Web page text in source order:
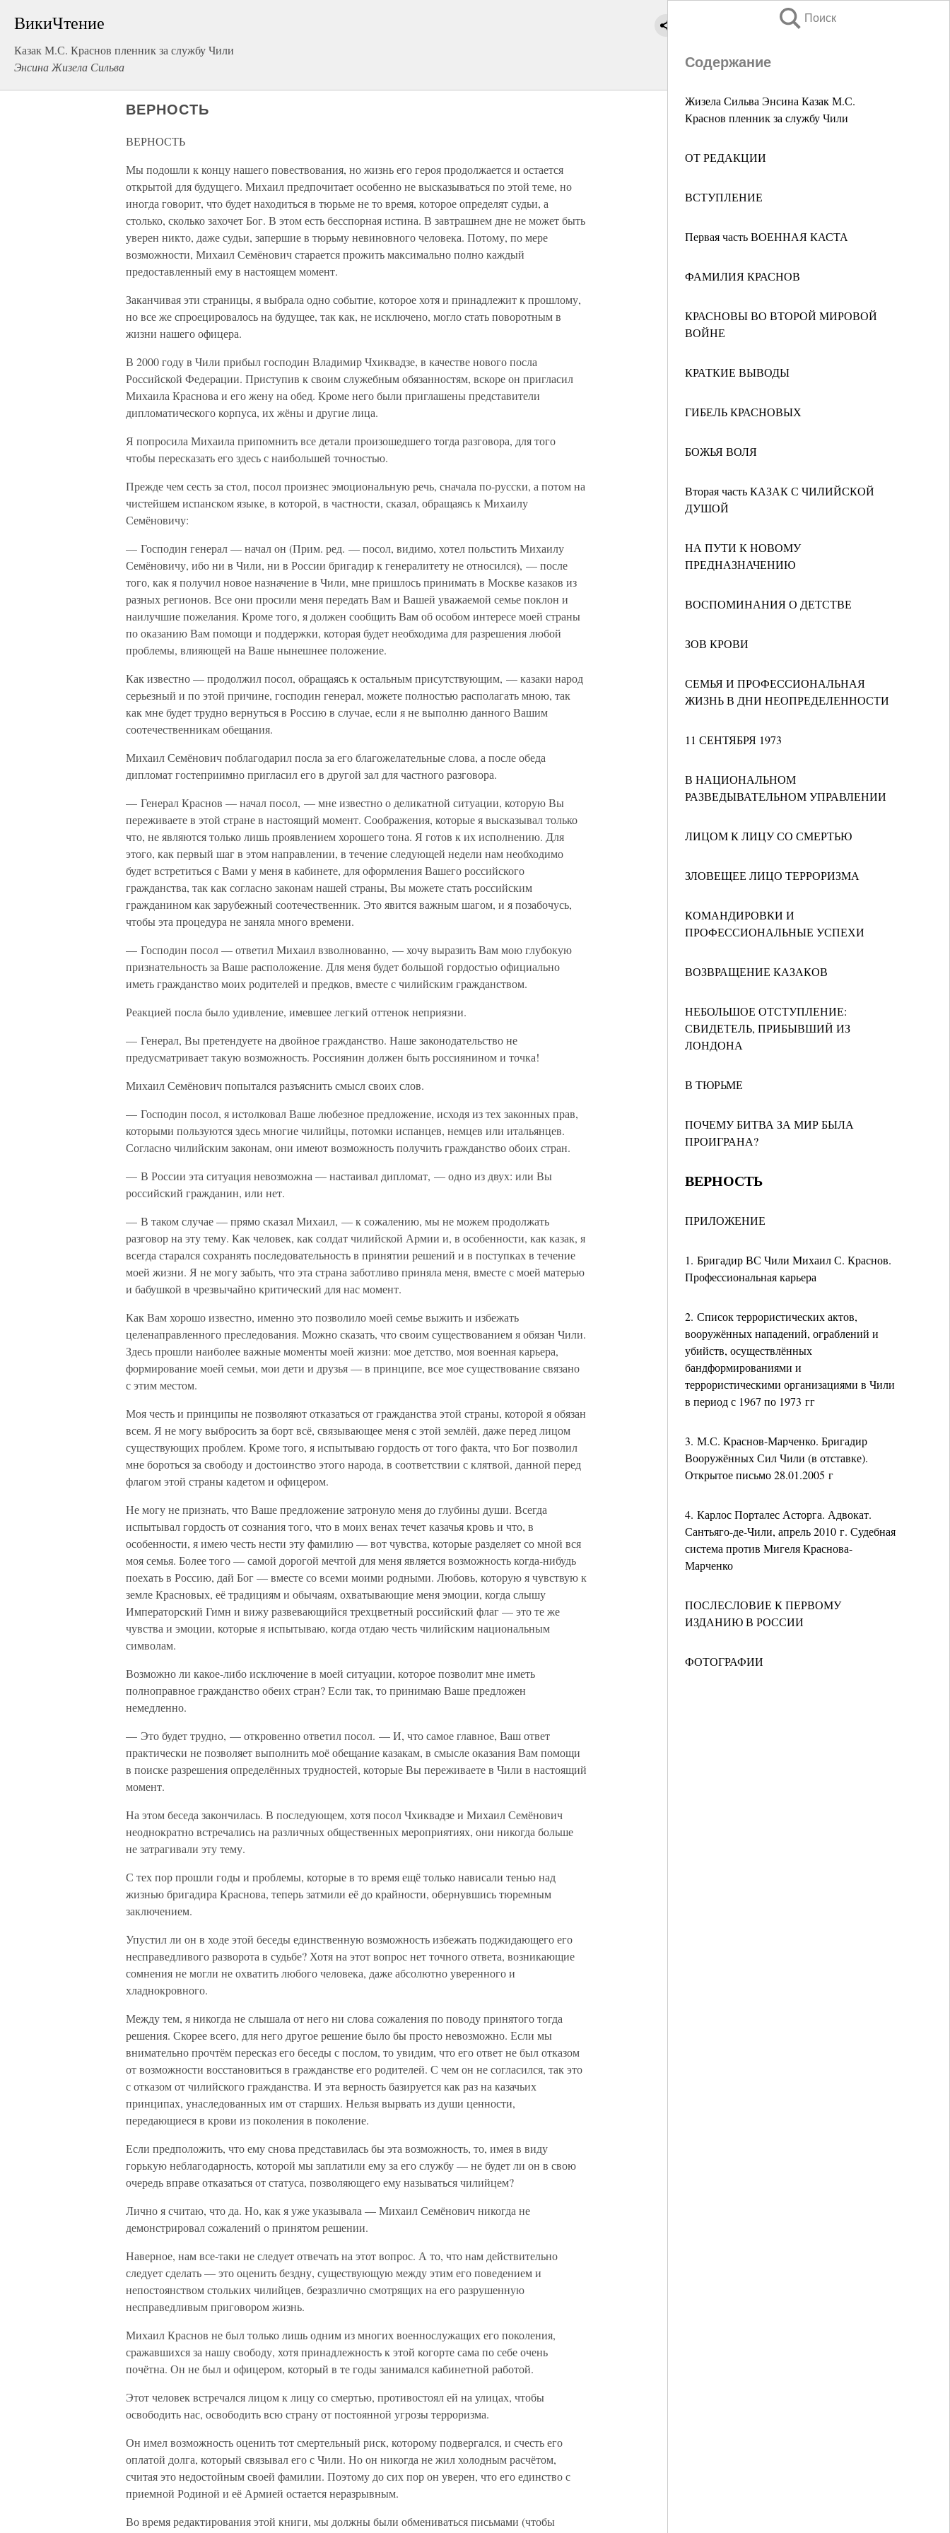
ВикиЧтение
Казак М.С. Краснов пленник за службу Чили
Энсина Жизела Сильва
Поиск
Содержание
Жизела Сильва Энсина Казак М.С.
Краснов пленник за службу Чили
ОТ РЕДАКЦИИ
ВСТУПЛЕНИЕ
Первая часть ВОЕННАЯ КАСТА
ФАМИЛИЯ КРАСНОВ
КРАСНОВЫ ВО ВТОРОЙ МИРОВОЙ
ВОЙНЕ
КРАТКИЕ ВЫВОДЫ
ГИБЕЛЬ КРАСНОВЫХ
БОЖЬЯ ВОЛЯ
Вторая часть КАЗАК С ЧИЛИЙСКОЙ
ДУШОЙ
НА ПУТИ К НОВОМУ
ПРЕДНАЗНАЧЕНИЮ
ВОСПОМИНАНИЯ О ДЕТСТВЕ
ЗОВ КРОВИ
СЕМЬЯ И ПРОФЕССИОНАЛЬНАЯ
ЖИЗНЬ В ДНИ НЕОПРЕДЕЛЕННОСТИ
11 СЕНТЯБРЯ 1973
В НАЦИОНАЛЬНОМ
РАЗВЕДЫВАТЕЛЬНОМ УПРАВЛЕНИИ
ЛИЦОМ К ЛИЦУ СО СМЕРТЬЮ
ЗЛОВЕЩЕЕ ЛИЦО ТЕРРОРИЗМА
КОМАНДИРОВКИ И
ПРОФЕССИОНАЛЬНЫЕ УСПЕХИ
ВОЗВРАЩЕНИЕ КАЗАКОВ
НЕБОЛЬШОЕ ОТСТУПЛЕНИЕ:
СВИДЕТЕЛЬ, ПРИБЫВШИЙ ИЗ
ЛОНДОНА
В ТЮРЬМЕ
ПОЧЕМУ БИТВА ЗА МИР БЫЛА
ПРОИГРАНА?
ВЕРНОСТЬ
ПРИЛОЖЕНИЕ
1. Бригадир ВС Чили Михаил С. Краснов.
Профессиональная карьера
2. Список террористических актов,
вооружённых нападений, ограблений и
убийств, осуществлённых
бандформированиями и
террористическими организациями в Чили
в период с 1967 по 1973 гг
3. М.С. Краснов-Марченко. Бригадир
Вооружённых Сил Чили (в отставке).
Открытое письмо 28.01.2005 г
4. Карлос Порталес Асторга. Адвокат.
Сантьяго-де-Чили, апрель 2010 г. Судебная
система против Мигеля Краснова-
Марченко
ПОСЛЕСЛОВИЕ К ПЕРВОМУ
ИЗДАНИЮ В РОССИИ
ФОТОГРАФИИ
ВЕРНОСТЬ
ВЕРНОСТЬ
Мы подошли к концу нашего повествования, но жизнь его героя продолжается и остается
открытой для будущего. Михаил предпочитает особенно не высказываться по этой теме, но
иногда говорит, что будет находиться в тюрьме не то время, которое определят судьи, а
столько, сколько захочет Бог. В этом есть бесспорная истина. В завтрашнем дне не может быть
уверен никто, даже судьи, запершие в тюрьму невиновного человека. Потому, по мере
возможности, Михаил Семёнович старается прожить максимально полно каждый
предоставленный ему в настоящем момент.
Заканчивая эти страницы, я выбрала одно событие, которое хотя и принадлежит к прошлому,
но все же спроецировалось на будущее, так как, не исключено, могло стать поворотным в
жизни нашего офицера.
В 2000 году в Чили прибыл господин Владимир Чхиквадзе, в качестве нового посла
Российской Федерации. Приступив к своим служебным обязанностям, вскоре он пригласил
Михаила Краснова и его жену на обед. Кроме него были приглашены представители
дипломатического корпуса, их жёны и другие лица.
Я попросила Михаила припомнить все детали произошедшего тогда разговора, для того
чтобы пересказать его здесь с наибольшей точностью.
Прежде чем сесть за стол, посол произнес эмоциональную речь, сначала по-русски, а потом на
чистейшем испанском языке, в которой, в частности, сказал, обращаясь к Михаилу
Семёновичу:
— Господин генерал — начал он (Прим. ред. — посол, видимо, хотел польстить Михаилу
Семёновичу, ибо ни в Чили, ни в России бригадир к генералитету не относился), — после
того, как я получил новое назначение в Чили, мне пришлось принимать в Москве казаков из
разных регионов. Все они просили меня передать Вам и Вашей уважаемой семье поклон и
наилучшие пожелания. Кроме того, я должен сообщить Вам об особом интересе моей страны
по оказанию Вам помощи и поддержки, которая будет необходима для разрешения любой
проблемы, влияющей на Ваше нынешнее положение.
Как известно — продолжил посол, обращаясь к остальным присутствующим, — казаки народ
серьезный и по этой причине, господин генерал, можете полностью располагать мною, так
как мне будет трудно вернуться в Россию в случае, если я не выполню данного Вашим
соотечественникам обещания.
Михаил Семёнович поблагодарил посла за его благожелательные слова, а после обеда
дипломат гостеприимно пригласил его в другой зал для частного разговора.
— Генерал Краснов — начал посол, — мне известно о деликатной ситуации, которую Вы
переживаете в этой стране в настоящий момент. Соображения, которые я высказывал только
что, не являются только лишь проявлением хорошего тона. Я готов к их исполнению. Для
этого, как первый шаг в этом направлении, в течение следующей недели нам необходимо
будет встретиться с Вами у меня в кабинете, для оформления Вашего российского
гражданства, так как согласно законам нашей страны, Вы можете стать российским
гражданином как зарубежный соотечественник. Это явится важным шагом, и я позабочусь,
чтобы эта процедура не заняла много времени.
— Господин посол — ответил Михаил взволнованно, — хочу выразить Вам мою глубокую
признательность за Ваше расположение. Для меня будет большой гордостью официально
иметь гражданство моих родителей и предков, вместе с чилийским гражданством.
Реакцией посла было удивление, имевшее легкий оттенок неприязни.
— Генерал, Вы претендуете на двойное гражданство. Наше законодательство не
предусматривает такую возможность. Россиянин должен быть россиянином и точка!
Михаил Семёнович попытался разъяснить смысл своих слов.
— Господин посол, я истолковал Ваше любезное предложение, исходя из тех законных прав,
которыми пользуются здесь многие чилийцы, потомки испанцев, немцев или итальянцев.
Согласно чилийским законам, они имеют возможность получить гражданство обоих стран.
— В России эта ситуация невозможна — настаивал дипломат, — одно из двух: или Вы
российский гражданин, или нет.
— В таком случае — прямо сказал Михаил, — к сожалению, мы не можем продолжать
разговор на эту тему. Как человек, как солдат чилийской Армии и, в особенности, как казак, я
всегда старался сохранять последовательность в принятии решений и в поступках в течение
моей жизни. Я не могу забыть, что эта страна заботливо приняла меня, вместе с моей матерью
и бабушкой в чрезвычайно критический для нас момент.
Как Вам хорошо известно, именно это позволило моей семье выжить и избежать
целенаправленного преследования. Можно сказать, что своим существованием я обязан Чили.
Здесь прошли наиболее важные моменты моей жизни: мое детство, моя военная карьера,
формирование моей семьи, мои дети и друзья — в принципе, все мое существование связано
с этим местом.
Моя честь и принципы не позволяют отказаться от гражданства этой страны, которой я обязан
всем. Я не могу выбросить за борт всё, связывающее меня с этой землёй, даже перед лицом
существующих проблем. Кроме того, я испытываю гордость от того факта, что Бог позволил
мне бороться за свободу и достоинство этого народа, в соответствии с клятвой, данной перед
флагом этой страны кадетом и офицером.
Не могу не признать, что Ваше предложение затронуло меня до глубины души. Всегда
испытывал гордость от сознания того, что в моих венах течет казачья кровь и что, в
особенности, я имею честь нести эту фамилию — вот чувства, которые разделяет со мной вся
моя семья. Более того — самой дорогой мечтой для меня является возможность когда-нибудь
поехать в Россию, дай Бог — вместе со всеми моими родными. Любовь, которую я чувствую к
земле Красновых, её традициям и обычаям, охватывающие меня эмоции, когда слышу
Императорский Гимн и вижу развевающийся трехцветный российский флаг — это те же
чувства и эмоции, которые я испытываю, когда отдаю честь чилийским национальным
символам.
Возможно ли какое-либо исключение в моей ситуации, которое позволит мне иметь
полноправное гражданство обеих стран? Если так, то принимаю Ваше предложен
немедленно.
— Это будет трудно, — откровенно ответил посол. — И, что самое главное, Ваш ответ
практически не позволяет выполнить моё обещание казакам, в смысле оказания Вам помощи
в поиске разрешения определённых трудностей, которые Вы переживаете в Чили в настоящий
момент.
На этом беседа закончилась. В последующем, хотя посол Чхиквадзе и Михаил Семёнович
неоднократно встречались на различных общественных мероприятиях, они никогда больше
не затрагивали эту тему.
С тех пор прошли годы и проблемы, которые в то время ещё только нависали тенью над
жизнью бригадира Краснова, теперь затмили её до крайности, обернувшись тюремным
заключением.
Упустил ли он в ходе этой беседы единственную возможность избежать поджидающего его
несправедливого разворота в судьбе? Хотя на этот вопрос нет точного ответа, возникающие
сомнения не могли не охватить любого человека, даже абсолютно уверенного и
хладнокровного.
Между тем, я никогда не слышала от него ни слова сожаления по поводу принятого тогда
решения. Скорее всего, для него другое решение было бы просто невозможно. Если мы
внимательно прочтём пересказ его беседы с послом, то увидим, что его ответ не был отказом
от возможности восстановиться в гражданстве его родителей. С чем он не согласился, так это
с отказом от чилийского гражданства. И эта верность базируется как раз на казачьих
принципах, унаследованных им от старших. Нельзя вырвать из души ценности,
передающиеся в крови из поколения в поколение.
Если предположить, что ему снова представилась бы эта возможность, то, имея в виду
горькую неблагодарность, которой мы заплатили ему за его службу — не будет ли он в свою
очередь вправе отказаться от статуса, позволяющего ему называться чилийцем?
Лично я считаю, что да. Но, как я уже указывала — Михаил Семёнович никогда не
демонстрировал сожалений о принятом решении.
Наверное, нам все-таки не следует отвечать на этот вопрос. А то, что нам действительно
следует сделать — это оценить бездну, существующую между этим его поведением и
непостоянством стольких чилийцев, безразлично смотрящих на его разрушенную
несправедливым приговором жизнь.
Михаил Краснов не был только лишь одним из многих военнослужащих его поколения,
сражавшихся за нашу свободу, хотя принадлежность к этой когорте сама по себе очень
почётна. Он не был и офицером, который в те годы занимался кабинетной работой.
Этот человек встречался лицом к лицу со смертью, противостоял ей на улицах, чтобы
освободить нас, освободить всю страну от постоянной угрозы терроризма.
Он имел возможность оценить тот смертельный риск, которому подвергался, и счесть его
оплатой долга, который связывал его с Чили. Но он никогда не жил холодным расчётом,
считая это недостойным своей фамилии. Поэтому до сих пор он уверен, что его единство с
приемной Родиной и её Армией остается неразрывным.
Во время редактирования этой книги, мы должны были обмениваться письмами (чтобы